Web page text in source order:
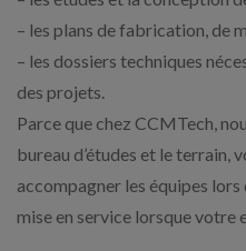
– les plans de fabrication, de
– les dossiers techniques
des projets.
Parce que chez CCMTech,
bureau d’études et le terrain,
accompagner les équipes
mise en service lorsque votre